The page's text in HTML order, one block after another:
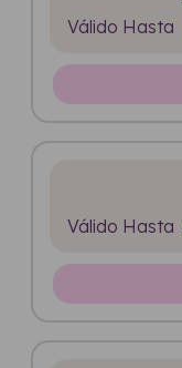
Válido Hasta
Válido Hasta